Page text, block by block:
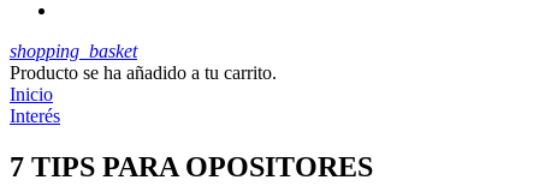
shopping_basket
Producto se ha añadido a tu carrito.
Inicio
Interés
7 TIPS PARA OPOSITORES